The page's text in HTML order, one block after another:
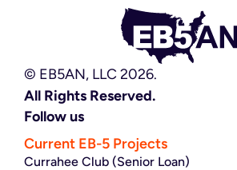
© EB5AN, LLC 2026.
All Rights Reserved.
Follow us
Current EB-5 Projects
Currahee Club (Senior Loan)